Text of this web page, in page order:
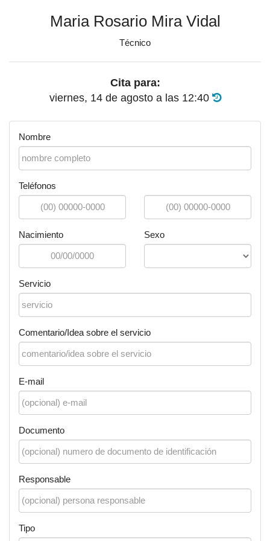
Maria Rosario Mira Vidal
Técnico
Cita para:
viernes, 14 de agosto a las 12:40
Nombre
Teléfonos
Nacimiento Sexo
Servicio
Comentario/Idea sobre el servicio
E-mail
Documento
Responsable
Tipo